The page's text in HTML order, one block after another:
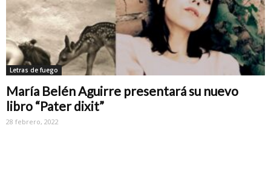
Letras de fuego
María Belén Aguirre presentará su nuevo
libro “Pater dixit”
28 febrero, 2022